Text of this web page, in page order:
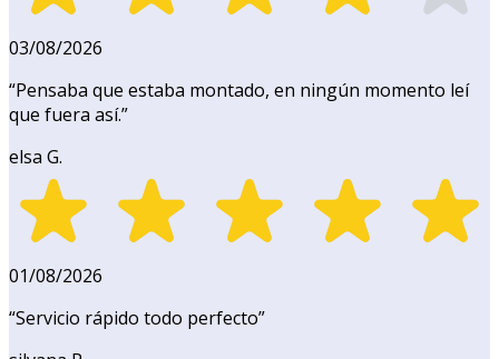
03/08/2026
“Pensaba que estaba montado, en ningún momento leí
que fuera así.”
elsa G.
01/08/2026
“Servicio rápido todo perfecto”